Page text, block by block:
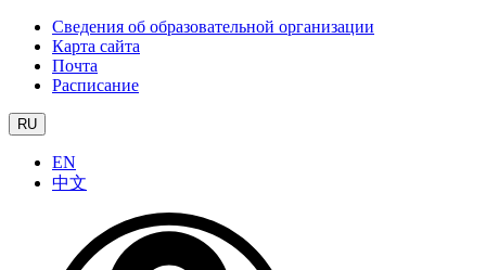
Сведения об образовательной организации
Карта сайта
Почта
Расписание
RU
EN
中文